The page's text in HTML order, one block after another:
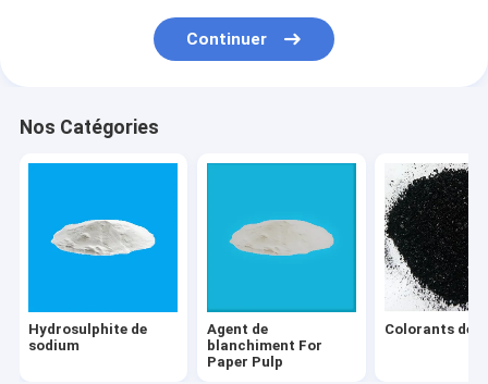
Colorants de dispersion
colorants de cuve
Continuer
Nos Catégories
Hydrosulphite de
sodium
Agent de
blanchiment For
Paper Pulp
Colorants de